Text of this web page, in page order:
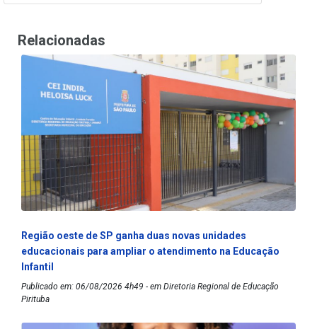
Relacionadas
Região oeste de SP ganha duas novas unidades
educacionais para ampliar o atendimento na Educação
Infantil
Publicado em: 06/08/2026 4h49 - em Diretoria Regional de Educação
Pirituba